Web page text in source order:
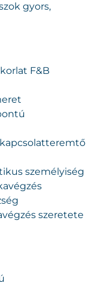
gyors,
F&B
személyiség
szeretete